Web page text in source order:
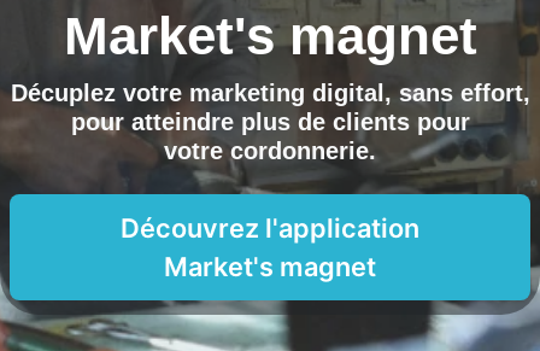
Market's magnet
Décuplez votre marketing digital, sans effort,
pour atteindre plus de clients pour
votre cordonnerie.
Découvrez l'application
Market's magnet